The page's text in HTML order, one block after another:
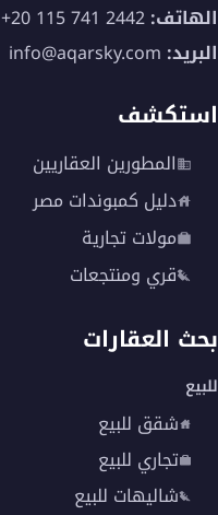
الهاتف:+20 115 741 2442
البريد: info@aqarsky.com
استكشف
المطورين العقاريين
دليل كمبوندات مصر
مولات تجارية
قري ومنتجعات
بحث العقارات
للبيع
شقق للبيع
تجاري للبيع
شاليهات للبيع